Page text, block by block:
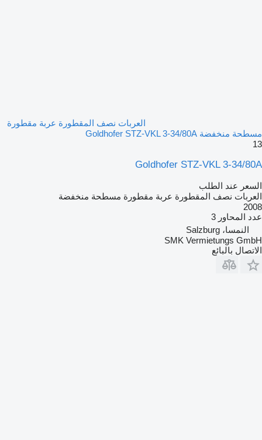
العربات نصف المقطورة عربة مقطورة
مسطحة منخفضة Goldhofer STZ-VKL 3-34/80A
13
Goldhofer STZ-VKL 3-34/80A
السعر عند الطلب
العربات نصف المقطورة عربة مقطورة مسطحة منخفضة
2008
عدد المحاور 3
النمسا، Salzburg
SMK Vermietungs GmbH
الاتصال بالبائع